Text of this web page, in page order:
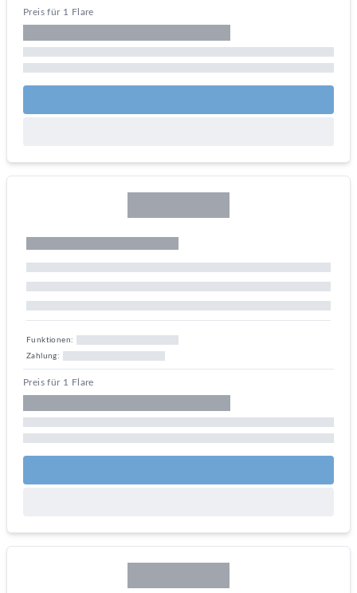
Preis für 1 Flare
Funktionen:
Zahlung:
Preis für 1 Flare